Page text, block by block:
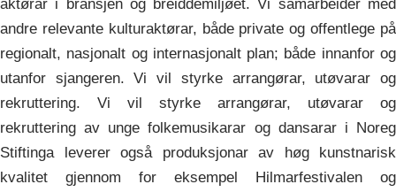
aktørar i bransjen og breiddemiljøet. Vi samarbeider med
andre relevante kulturaktørar, både private og offentlege på
regionalt, nasjonalt og internasjonalt plan; både innanfor og
utanfor sjangeren. Vi vil styrke arrangørar, utøvarar og
rekruttering. Vi vil styrke arrangørar, utøvarar og
rekruttering av unge folkemusikarar og dansarar i Noreg
Stiftinga leverer også produksjonar av høg kunstnarisk
kvalitet gjennom for eksempel Hilmarfestivalen og